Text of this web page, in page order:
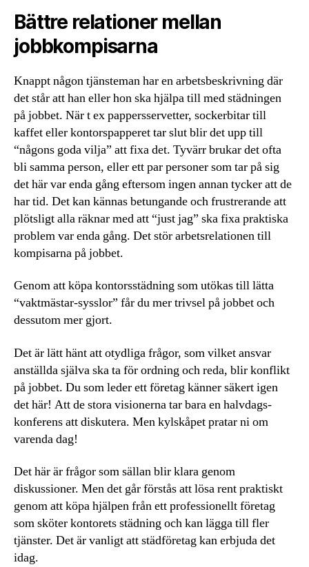
Bättre relationer mellan
jobbkompisarna
Knappt någon tjänsteman har en arbetsbeskrivning där
det står att han eller hon ska hjälpa till med städningen
på jobbet. När t ex pappersservetter, sockerbitar till
kaffet eller kontorspapperet tar slut blir det upp till
“någons goda vilja” att fixa det. Tyvärr brukar det ofta
bli samma person, eller ett par personer som tar på sig
det här var enda gång eftersom ingen annan tycker att de
har tid. Det kan kännas betungande och frustrerande att
plötsligt alla räknar med att “just jag” ska fixa praktiska
problem var enda gång. Det stör arbetsrelationen till
kompisarna på jobbet.
Genom att köpa kontorsstädning som utökas till lätta
“vaktmästar-sysslor” får du mer trivsel på jobbet och
dessutom mer gjort.
Det är lätt hänt att otydliga frågor, som vilket ansvar
anställda själva ska ta för ordning och reda, blir konflikt
på jobbet. Du som leder ett företag känner säkert igen
det här! Att de stora visionerna tar bara en halvdags-
konferens att diskutera. Men kylskåpet pratar ni om
varenda dag!
Det här är frågor som sällan blir klara genom
diskussioner. Men det går förstås att lösa rent praktiskt
genom att köpa hjälpen från ett professionellt företag
som sköter kontorets städning och kan lägga till fler
tjänster. Det är vanligt att städföretag kan erbjuda det
idag.